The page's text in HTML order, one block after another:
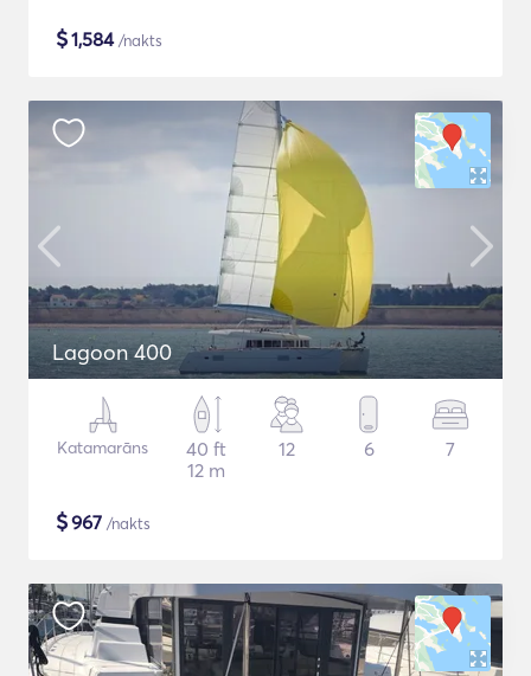
$1,584/nakts
Lagoon 400
Katamarāns
40 ft
12 m
12 6 7
$967 /nakts